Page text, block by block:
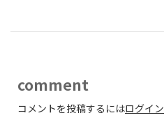
comment
コメントを投稿するにはログイン